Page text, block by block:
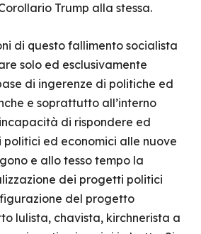
Trump alla stessa.
di questo fallimento socialista
solo ed esclusivamente
di ingerenze di politiche ed
e soprattutto all’interno
di rispondere ed
ed economici alle nuove
e allo tesso tempo la
dei progetti politici
del progetto
lulista, chavista, kirchnerista a